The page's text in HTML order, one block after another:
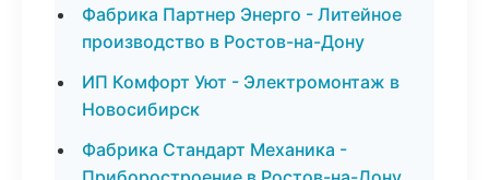
Фабрика Партнер Энерго - Литейное
производство в Ростов-на-Дону
ИП Комфорт Уют - Электромонтаж в
Новосибирск
Фабрика Стандарт Механика -